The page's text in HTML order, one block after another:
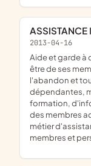
2013-04-16
aide et garde à domicile, aide à l'amélioration du bien-
être de ses
l'abandon et
dépendantes,
formation,
des membres
métier
membres et